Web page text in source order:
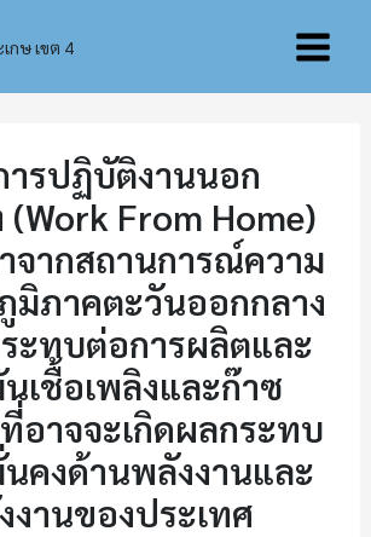
กษ เขต 4
Main
ารปฏิบัติงานนอก
From Home)
จากสถานการณ์ความ
มิภาคตะวันออกกลาง
ะทบต่อการผลิตและ
เชื้อเพลิงและก๊าซ
อาจจะเกิดผลกระทบ
คงด้านพลังงานและ
านของประเทศ